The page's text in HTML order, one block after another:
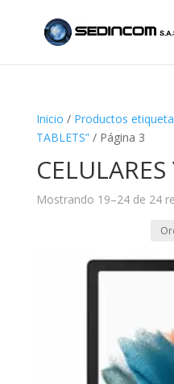
Inicio / Productos
TABLETS”/ Página 3
Mostrando 19–24 de 24